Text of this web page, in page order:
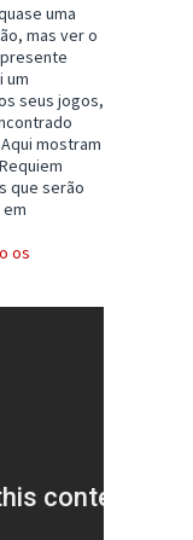
uma
mas ver o
um
seus jogos,
mostram
que serão
os